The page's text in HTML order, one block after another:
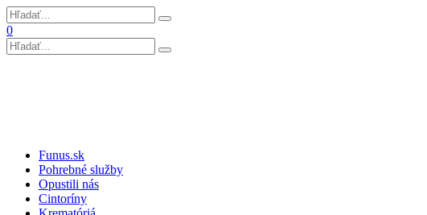
0
Funus.sk
Pohrebné služby
Opustili nás
Cintoríny